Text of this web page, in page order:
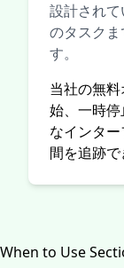
設計され
のタスク
す。
当社の無
始、一時
なインタ
間を追跡で
When to Use